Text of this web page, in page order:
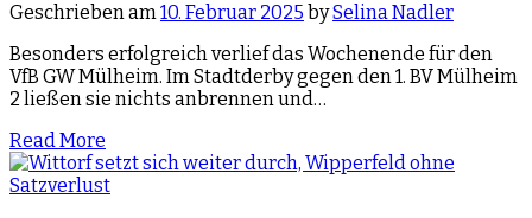
Geschrieben am10. Februar 2025 bySelina Nadler
Besonders erfolgreich verlief das Wochenende für den
VfB GW Mülheim. Im Stadtderby gegen den 1. BV Mülheim
2 ließen sie nichts anbrennen und…
Read More